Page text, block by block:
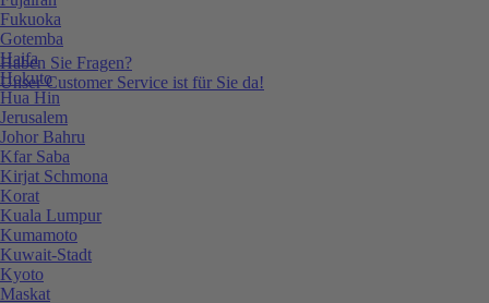
Haben Sie Fragen?
Unser Customer Service ist für Sie da!
Fukuoka
Gotemba
Haifa
Hokuto
Hua Hin
Jerusalem
Johor Bahru
Kfar Saba
Kirjat Schmona
Korat
Kuala Lumpur
Kumamoto
Kuwait-Stadt
Kyoto
Maskat